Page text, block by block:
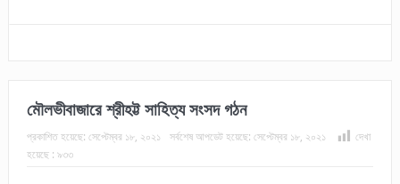
মৌলভীবাজারে শ্রীহট্ট সাহিত্য সংসদ গঠন
প্রকাশিত হয়েছে: সেপ্টেম্বর ১৮, ২০২১ সর্বশেষ আপডেট হয়েছে: সেপ্টেম্বর ১৮, ২০২১
দেখা
হয়েছে : ৯৩৩